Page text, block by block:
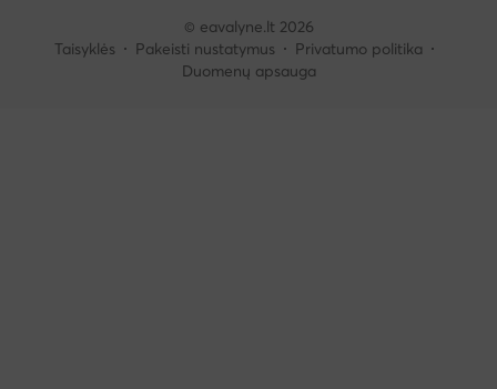
© eavalyne.lt 2026
Taisyklės
Pakeisti nustatymus
Privatumo politika
Duomenų apsauga